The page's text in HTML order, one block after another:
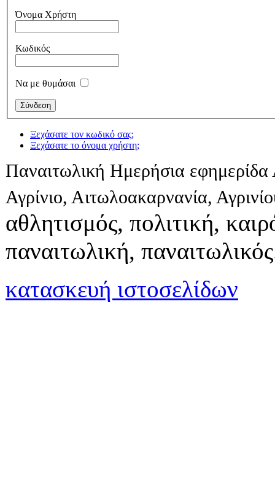
Όνομα Χρήστη
Κωδικός
Να με θυμάσαι
Ξεχάσατε τον κωδικό σας;
Ξεχάσατε το όνομα χρήστη;
Παναιτωλική Ημερήσια εφημερίδα
Αγρίνιο, Αιτωλοακαρνανία,
αθλητισμός, πολιτική,
παναιτωλική,
κατασκευή ιστοσελίδων